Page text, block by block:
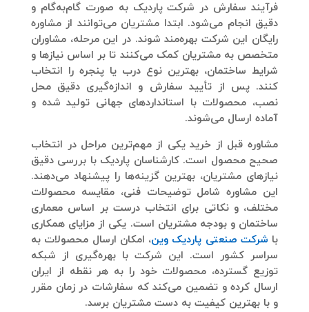
فرآیند سفارش در شرکت پاردیک به صورت گام‌به‌گام و
دقیق انجام می‌شود. ابتدا مشتریان می‌توانند از مشاوره
رایگان این شرکت بهره‌مند شوند. در این مرحله، مشاوران
متخصص به مشتریان کمک می‌کنند تا بر اساس نیازها و
شرایط ساختمان، بهترین نوع درب یا پنجره را انتخاب
کنند. پس از تأیید سفارش و اندازه‌گیری دقیق محل
نصب، محصولات با استانداردهای جهانی تولید شده و
آماده ارسال می‌شوند.
مشاوره قبل از خرید یکی از مهم‌ترین مراحل در انتخاب
صحیح محصول است. کارشناسان پاردیک با بررسی دقیق
نیازهای مشتریان، بهترین گزینه‌ها را پیشنهاد می‌دهند.
این مشاوره شامل توضیحات فنی، مقایسه محصولات
مختلف، و نکاتی برای انتخاب درست بر اساس معماری
ساختمان و بودجه مشتریان است. یکی از مزایای همکاری
با شرکت صنعتی پاردیک وین، امکان ارسال محصولات به
سراسر کشور است. این شرکت با بهره‌گیری از شبکه
توزیع گسترده، محصولات خود را به هر نقطه از ایران
ارسال کرده و تضمین می‌کند که سفارشات در زمان مقرر
و با بهترین کیفیت به دست مشتریان برسد.